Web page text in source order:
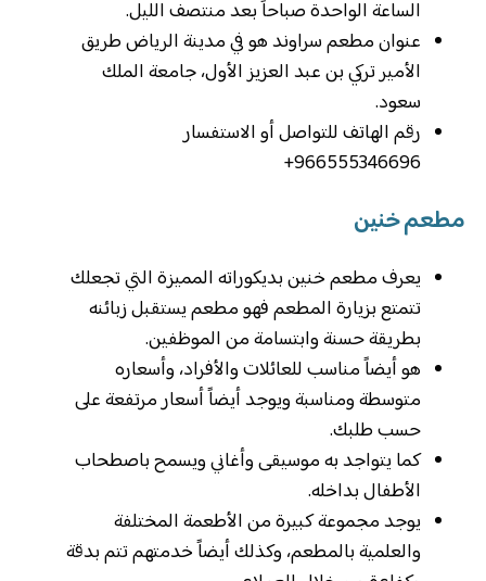
الساعة الواحدة صباحاً بعد منتصف الليل.
عنوان مطعم سراوند هو في مدينة الرياض طريق
الأمير تركي بن عبد العزيز الأول، جامعة الملك
سعود.
رقم الهاتف للتواصل أو الاستفسار
966555346696+
مطعم خنين
يعرف مطعم خنين بديكوراته المميزة التي تجعلك
تتمتع بزيارة المطعم فهو مطعم يستقبل زبائنه
بطريقة حسنة وابتسامة من الموظفين.
هو أيضاً مناسب للعائلات والأفراد، وأسعاره
متوسطة ومناسبة ويوجد أيضاً أسعار مرتفعة على
حسب طلبك.
كما يتواجد به موسيقى وأغاني ويسمح باصطحاب
الأطفال بداخله.
يوجد مجموعة كبيرة من الأطعمة المختلفة
والعلمية بالمطعم، وكذلك أيضاً خدمتهم تتم بدقة